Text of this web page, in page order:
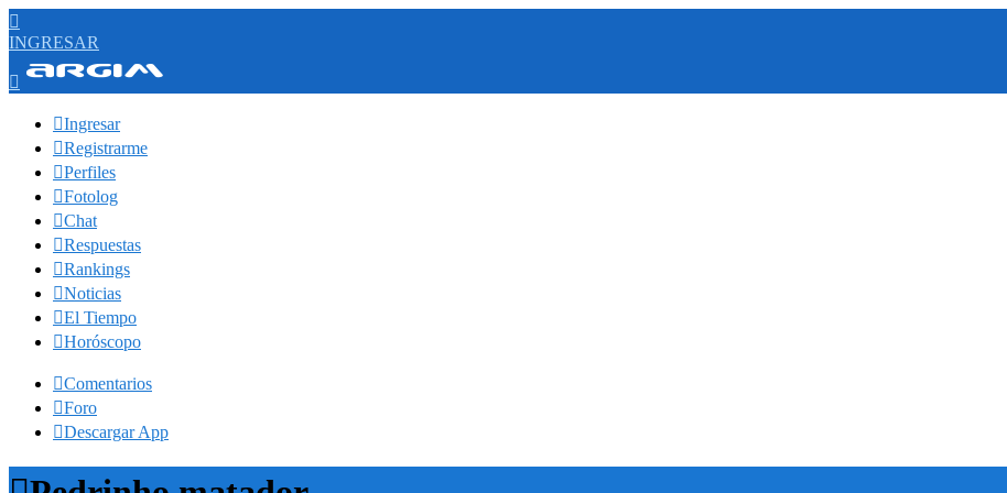

INGRESAR

Ingresar
Registrarme
Perfiles
Fotolog
Chat
Respuestas
Rankings
Noticias
El Tiempo
Horóscopo
Comentarios
Foro
Descargar App